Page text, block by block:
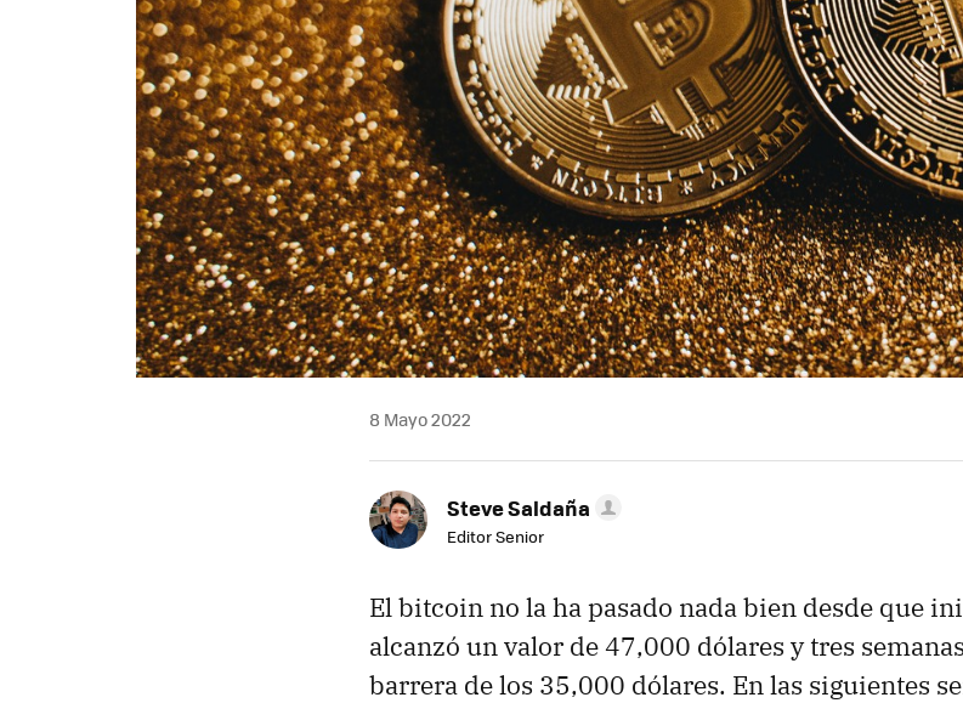
8 Mayo 2022
Steve Saldaña
Editor Senior
El bitcoin no la ha pasado nada bien desde que
alcanzó un valor de 47,000 dólares y tres
barrera de los 35,000 dólares. En las siguientes